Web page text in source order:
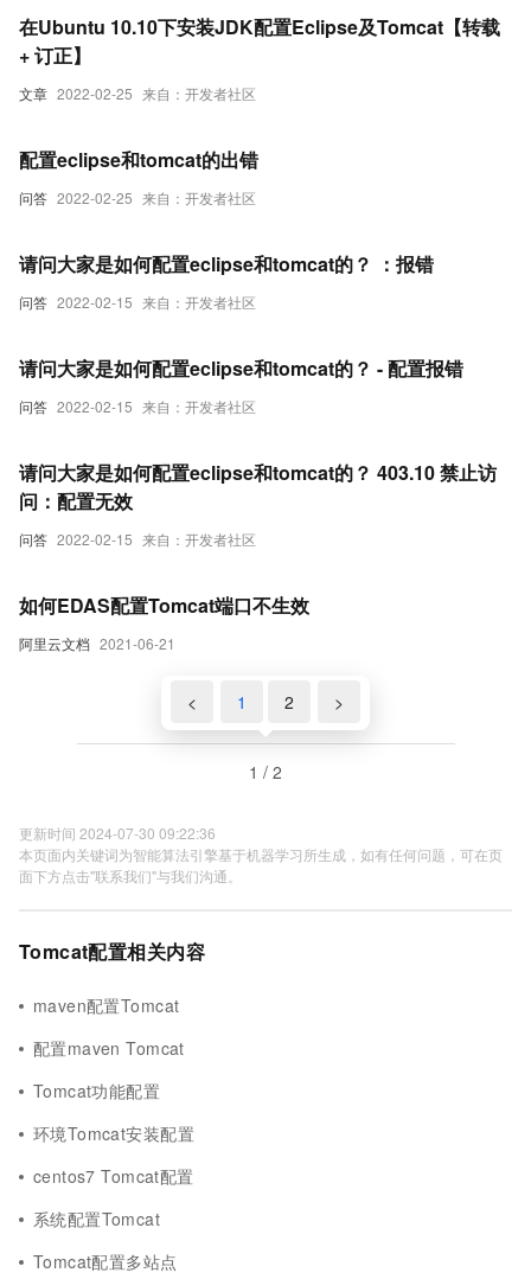
文章 2022-02-25 来自：开发者社区
在Ubuntu 10.10下安装JDK配置Eclipse及Tomcat【转载
+ 订正】
问答 2022-02-25 来自：开发者社区
配置eclipse和tomcat的出错
问答 2022-02-15 来自：开发者社区
请问大家是如何配置eclipse和tomcat的？ ：报错
问答 2022-02-15 来自：开发者社区
请问大家是如何配置eclipse和tomcat的？ - 配置报错
问答 2022-02-15 来自：开发者社区
请问大家是如何配置eclipse和tomcat的？ 403.10 禁止访
问：配置无效
阿里云文档 2021-06-21
如何EDAS配置Tomcat端口不生效
< 1 2 >
1 / 2
更新时间 2024-07-30 09:22:36
本页面内关键词为智能算法引擎基于机器学习所生成，如有任何问题，可在页
面下方点击"联系我们"与我们沟通。
Tomcat配置相关内容
maven配置Tomcat
配置maven Tomcat
Tomcat功能配置
环境Tomcat安装配置
centos7 Tomcat配置
系统配置Tomcat
Tomcat配置多站点